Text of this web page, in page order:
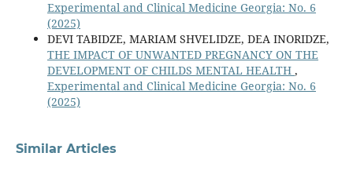
Experimental and Clinical Medicine Georgia: No. 6
(2025)
DEVI TABIDZE, MARIAM SHVELIDZE, DEA INORIDZE,
THE IMPACT OF UNWANTED PREGNANCY ON THE
DEVELOPMENT OF CHILDS MENTAL HEALTH ,
Experimental and Clinical Medicine Georgia: No. 6
(2025)
Similar Articles